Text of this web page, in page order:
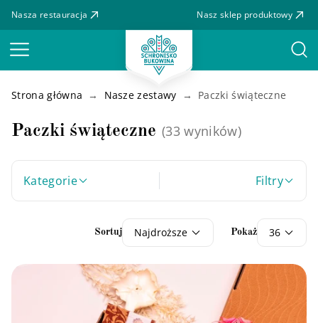
Nasza restauracja Nasz sklep produktowy
Menu
Strona główna Nasze zestawy Paczki świąteczne
Paczki świąteczne (33 wyników)
Kategorie Filtry
Sortuj Najdroższe Pokaż 36